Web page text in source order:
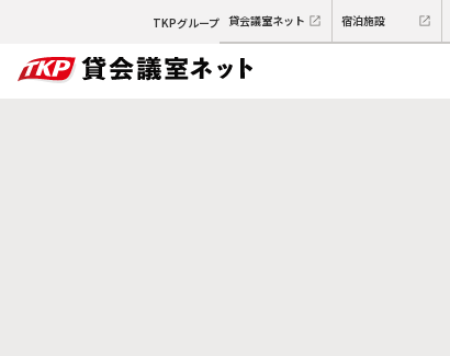
TKPグループ 貸会議室ネット 宿泊施設